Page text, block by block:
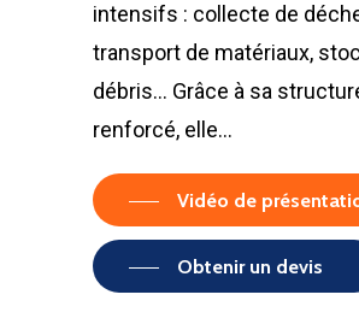
intensifs : collecte de
transport de matériaux,
débris... Grâce à sa
renforcé, elle…
Vidéo de
Obtenir un devis